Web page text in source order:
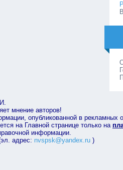
мнение авторов!
опубликованной в рекламных
на Главной странице только на
информации.
адрес: nvspsk@yandex.ru)